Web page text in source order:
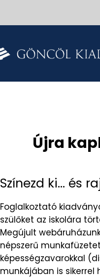
Újra
Színezd ki... és
Foglalkoztató
szülőket az iskolára
Megújult
népszerű
képességzavarokkal
munkájában is sikerrel